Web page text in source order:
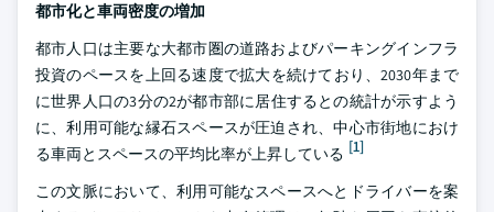
都市化と車両密度の増加
都市人口は主要な大都市圏の道路およびパーキングインフラ
投資のペースを上回る速度で拡大を続けており、2030年まで
に世界人口の3分の2が都市部に居住するとの統計が示すよう
に、利用可能な縁石スペースが圧迫され、中心市街地におけ
る車両とスペースの平均比率が上昇している [1]
この文脈において、利用可能なスペースへとドライバーを案